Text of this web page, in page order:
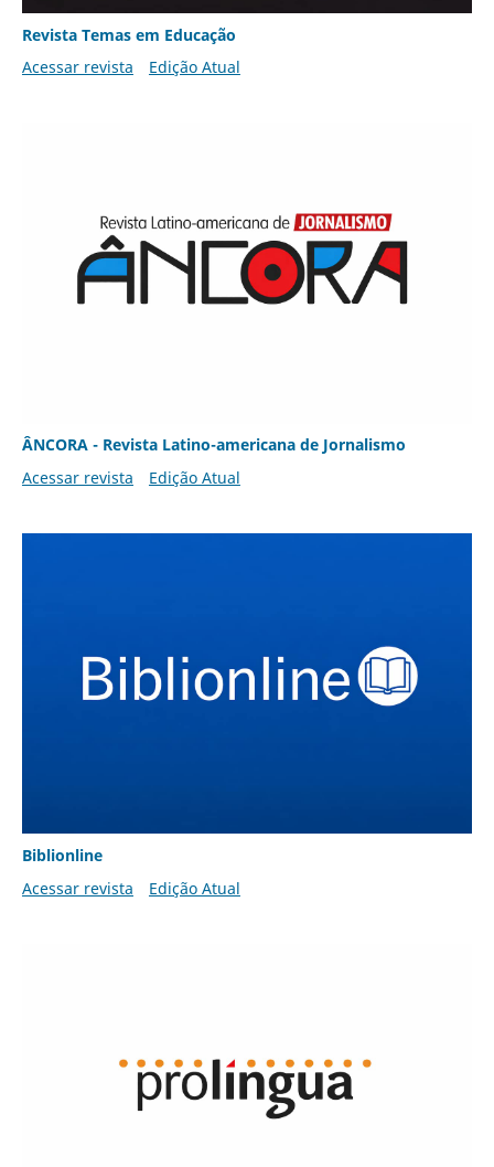
Revista Temas em Educação
Acessar revista
Edição Atual
ÂNCORA - Revista Latino-americana de Jornalismo
Acessar revista
Edição Atual
Biblionline
Acessar revista
Edição Atual